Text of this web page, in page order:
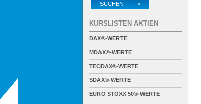
SUCHEN >
KURSLISTEN AKTIEN
DAX®-WERTE
MDAX®-WERTE
TECDAX®-WERTE
SDAX®-WERTE
EURO STOXX 50®-WERTE